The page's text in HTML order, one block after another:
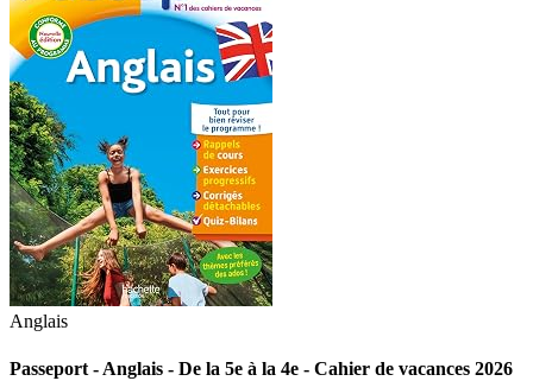
Anglais
Passeport - Anglais - De la 5e à la 4e - Cahier de vacances 2026